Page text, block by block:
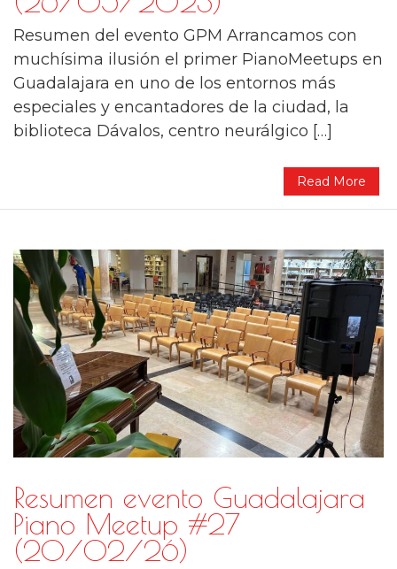
Resumen del evento GPM Arrancamos con
muchísima ilusión el primer PianoMeetups en
Guadalajara en uno de los entornos más
especiales y encantadores de la ciudad, la
biblioteca Dávalos, centro neurálgico […]
Read More
Resumen evento Guadalajara
Piano Meetup #27
(20/02/26)